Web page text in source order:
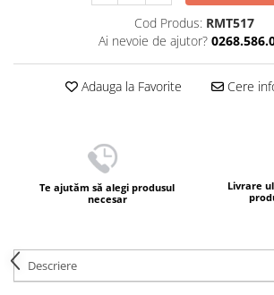
Cod Produs: RMT517
Ai nevoie de ajutor?
Adauga la Favorite Cere
Te ajutăm să alegi produsul
necesar
Livrare
Descriere